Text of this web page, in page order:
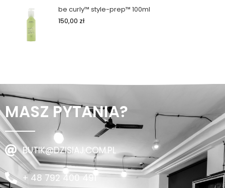
be curly™ style-prep™ 100ml
150,00 zł
MASZ PYTANIA?
BUTIK@DZISIAJ.COM.PL
+ 48 792 400 491